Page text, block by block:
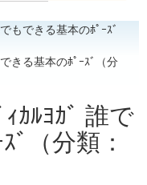
もできる基本のﾎﾟｰｽﾞ
きる基本のﾎﾟｰｽﾞ（分
ｶﾙﾖｶﾞ 誰で
ﾞ（分類：